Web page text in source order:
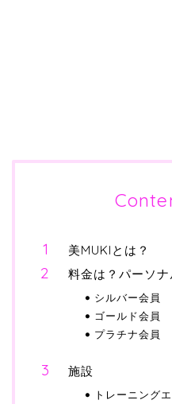
美MUKIとは？
料金は？パーソ
シルバー会員
ゴールド会員
プラチナ会員
施設
トレーニング